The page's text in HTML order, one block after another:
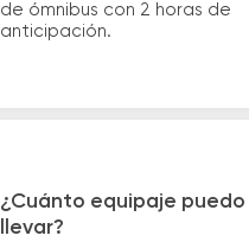
de ómnibus con 2 horas de
anticipación.
¿Cuánto equipaje puedo
llevar?